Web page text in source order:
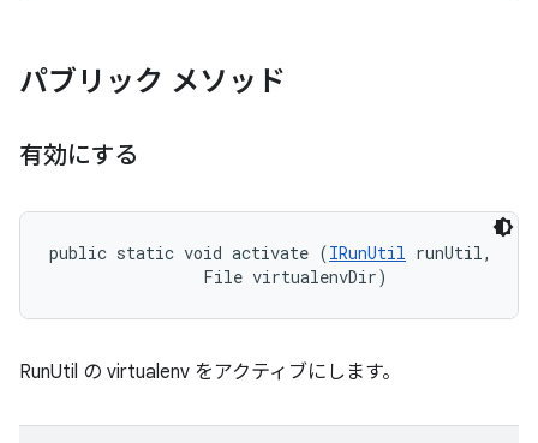
パブリック メソッド
有効にする
public static void activate (IRunUtil runUtil,
                File virtualenvDir)
RunUtil の virtualenv をアクティブにします。